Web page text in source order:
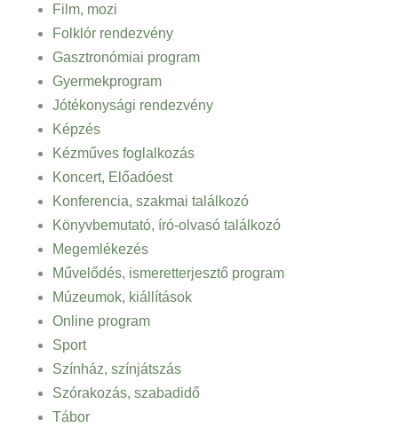
Film, mozi
Folklór rendezvény
Gasztronómiai program
Gyermekprogram
Jótékonysági rendezvény
Képzés
Kézműves foglalkozás
Koncert, Előadóest
Konferencia, szakmai találkozó
Könyvbemutató, író-olvasó találkozó
Megemlékezés
Művelődés, ismeretterjesztő program
Múzeumok, kiállítások
Online program
Sport
Színház, színjátszás
Szórakozás, szabadidő
Tábor